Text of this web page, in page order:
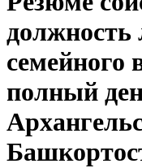
должность
семейного
полный